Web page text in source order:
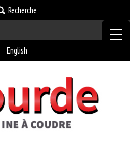
Recherche
English